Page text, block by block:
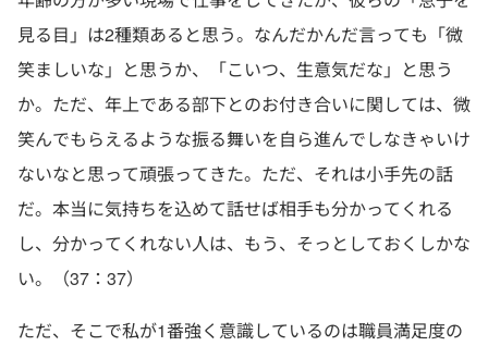
見る目」は2種類あると思う。なんだかんだ言っても「微
笑ましいな」と思うか、「こいつ、生意気だな」と思う
か。ただ、年上である部下とのお付き合いに関しては、微
笑んでもらえるような振る舞いを自ら進んでしなきゃいけ
ないなと思って頑張ってきた。ただ、それは小手先の話
だ。本当に気持ちを込めて話せば相手も分かってくれる
し、分かってくれない人は、もう、そっとしておくしかな
い。（37：37）
ただ、そこで私が1番強く意識しているのは職員満足度の